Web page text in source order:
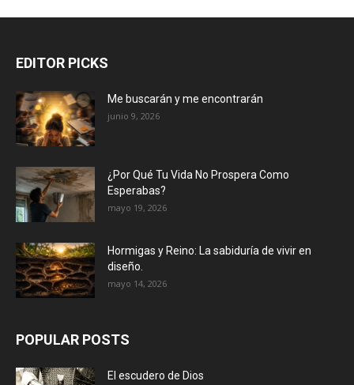
EDITOR PICKS
Me buscarán y me encontrarán
junio 9, 2026
¿Por Qué Tu Vida No Prospera Como
Esperabas?
mayo 19, 2026
Hormigas y Reino: La sabiduría de vivir en
diseño.
mayo 14, 2026
POPULAR POSTS
El escudero de Dios